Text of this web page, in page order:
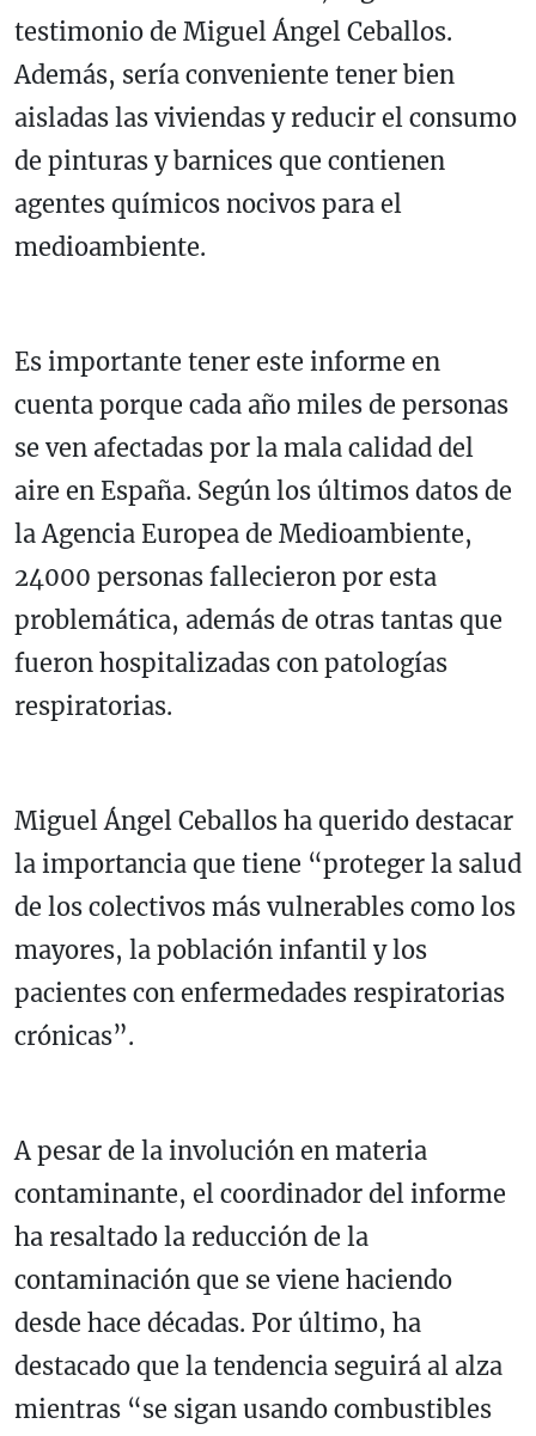
testimonio de Miguel Ángel Ceballos.
Además, sería conveniente tener bien
aisladas las viviendas y reducir el consumo
de pinturas y barnices que contienen
agentes químicos nocivos para el
medioambiente.
Es importante tener este informe en
cuenta porque cada año miles de personas
se ven afectadas por la mala calidad del
aire en España. Según los últimos datos de
la Agencia Europea de Medioambiente,
24000 personas fallecieron por esta
problemática, además de otras tantas que
fueron hospitalizadas con patologías
respiratorias.
Miguel Ángel Ceballos ha querido destacar
la importancia que tiene “proteger la salud
de los colectivos más vulnerables como los
mayores, la población infantil y los
pacientes con enfermedades respiratorias
crónicas”.
A pesar de la involución en materia
contaminante, el coordinador del informe
ha resaltado la reducción de la
contaminación que se viene haciendo
desde hace décadas. Por último, ha
destacado que la tendencia seguirá al alza
mientras “se sigan usando combustibles